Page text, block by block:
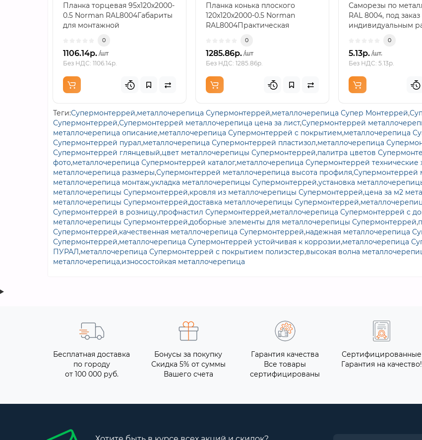
Планка торцевая 95х120х2000-
0.5 Norman RAL8004Габариты
для монтажной
0
1106.14р. /шт
Без НДС: 1106.14р.
Планка конька плоского
120х120х2000-0.5 Norman
RAL8004Практическая
0
1285.86р. /шт
Без НДС: 1285.86р.
Саморезы по
RAL 8004, под
индивидуальным
0
5.13р. /шт.
Без НДС: 5.13р.
Теги:Супермонтеррей,металлочерепица Супермонтеррей,металлочерепица Супер Монтеррей,
Супермонтеррей,Супермонтеррей металлочерепица цена за лист,Супермонтеррей
металлочерепица описание,металлочерепица Супермонтеррей с покрытием,металлочерепица
Супермонтеррей пурал,металлочерепица Супермонтеррей пластизол,металлочерепица
Супермонтеррей глянцевый,цвет металлочерепицы Супермонтеррей,палитра цветов
фото,металлочерепица Супермонтеррей каталог,металлочерепица Супермонтеррей технические
металлочерепица размеры,Супермонтеррей металлочерепица высота профиля,Супермонтеррей
металлочерепица монтаж,укладка металлочерепицы Супермонтеррей,установка
металлочерепицы Супермонтеррей,кровля из металлочерепицы Супермонтеррей,цена за м2
металлочерепицы Супермонтеррей,доставка металлочерепицы Супермонтеррей,
Супермонтеррей в розницу,профнастил Супермонтеррей,металлочерепица Супермонтеррей с
металлочерепицы Супермонтеррей,доборные элементы для металлочерепицы Супермонтеррей,
Супермонтеррей,качественная металлочерепица Супермонтеррей,надежная металлочерепица
Супермонтеррей,металлочерепица Супермонтеррей устойчивая к коррозии,металлочерепица
ПУРАЛ,металлочерепица Супермонтеррей с покрытием полиэстер,высокая волна
металлочерепица,износостойкая металлочерепица
Бесплатная доставка
по городу
от 100 000 руб.
Бонусы за покупку
Скидка 5% от суммы
Вашего счета
Гарантия качества
Все товары
сертифицированы
Сертифицированные
Гарантия на качество!